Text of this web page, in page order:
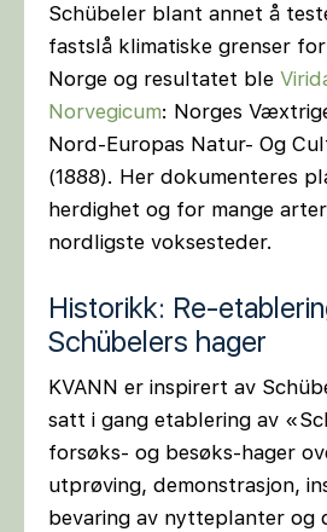
Schübeler blant annet å
fastslå klimatiske grenser
Norge og resultatet ble
Norvegicum: Norges
Nord-Europas Natur- Og
(1888). Her dokumenteres
herdighet og for mange
nordligste voksesteder.
Historikk: Re-
Schübelers hager
KVANN er inspirert av
satt i gang etablering av
forsøks- og besøks-hager
utprøving, demonstrasjon,
bevaring av nytteplanter og